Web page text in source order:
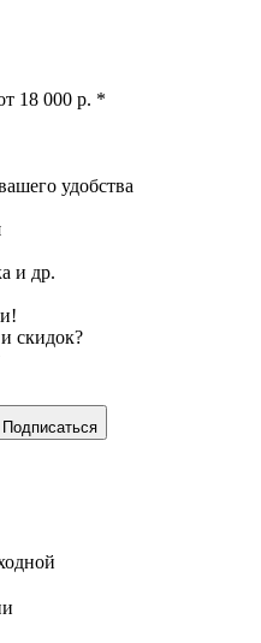
18 000 р. *
удобства
и др.
скидок?
Подписаться